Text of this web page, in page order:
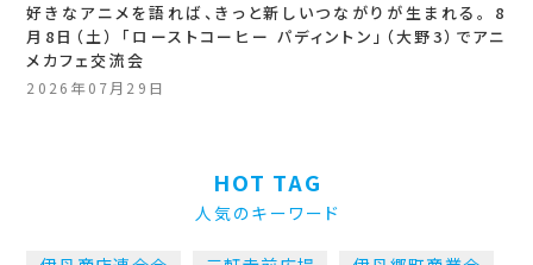
好きなアニメを語れば、きっと新しいつながりが生まれる。 8
月8日（土） 「ローストコーヒー パディントン」（大野3）でアニ
メカフェ交流会
2026年07月29日
HOT TAG
人気のキーワード